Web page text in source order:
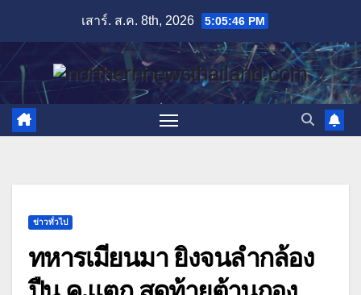
content
เสาร์. ส.ค. 8th, 2026 5:05:48 PM
ข่าวทั่วไป
ทหารเมียนมา ยิงจนลำกล้อง